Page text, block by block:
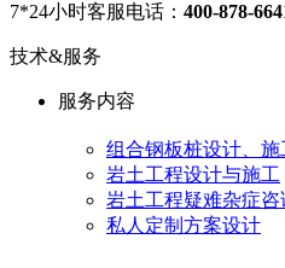
7*24小时客服电话： 400-878-
技术&服务
服务内容
组合钢板桩设计、
岩土工程设计与施工
岩土工程疑难杂症咨
私人定制方案设计